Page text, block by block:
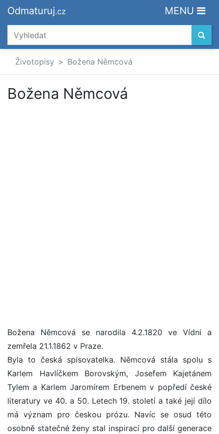
Odmaturuj.cz MENU
Životopisy Božena Němcová
Božena Němcová
Božena Němcová se narodila 4.2.1820 ve Vídni a
zemřela 21.1.1862 v Praze.
Byla to česká spisovatelka. Němcová stála spolu s
Karlem Havlíčkem Borovským, Josefem Kajetánem
Tylem a Karlem Jaromírem Erbenem v popředí české
literatury ve 40. a 50. Letech 19. století a také její dílo
má význam pro českou prózu. Navíc se osud této
osobně statečné ženy stal inspirací pro další generace